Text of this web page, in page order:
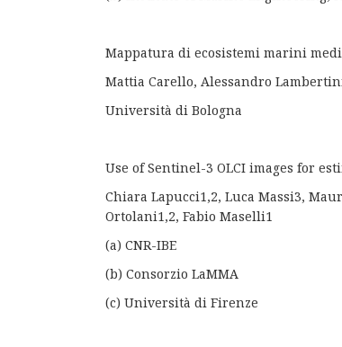
Mappatura di ecosistemi marini
Mattia Carello, Alessandro
Università di Bologna
Use of Sentinel-3 OLCI images for
Chiara Lapucci1,2, Luca Massi3,
Ortolani1,2, Fabio Maselli1
(a) CNR-IBE
(b) Consorzio LaMMA
(c) Università di Firenze